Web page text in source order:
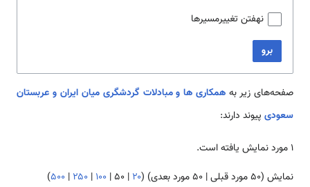
نهفتن تغییرمسیرها
برو
صفحه‌های زیر به همکاری ها و مبادلات گردشگری میان ایران و عربستان
سعودی پیوند دارند:
۱ مورد نمایش یافته است.
نمایش (۵۰ مورد قبلی | ۵۰ مورد بعدی ) (۲۰ | ۵۰| ۱۰۰ | ۲۵۰ | ۵۰۰)